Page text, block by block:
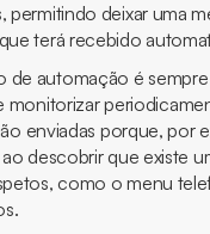
deixar uma
terá recebido
de automação é
monitorizar
enviadas porque,
descobrir que existe
como o menu